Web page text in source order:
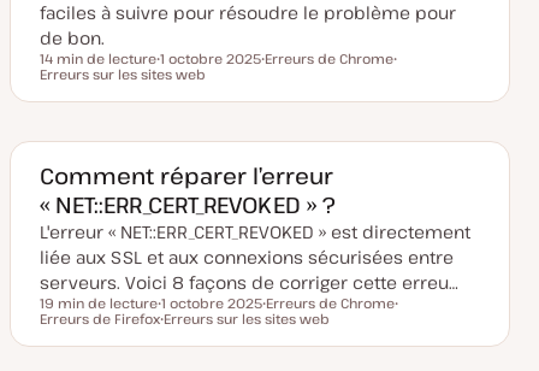
faciles à suivre pour résoudre le problème pour
de bon.
Temps de lecture
14 min de lecture
D
t
d
m
s
e
à
o
u
r
1 octobre 2025
j
t
Erreurs de Chrome
j
t
Erreurs sur les sites web
Comment réparer l’erreur
« NET::ERR_CERT_REVOKED » ?
L'erreur « NET::ERR_CERT_REVOKED » est directement
liée aux SSL et aux connexions sécurisées entre
serveurs. Voici 8 façons de corriger cette erreu…
Temps de lecture
19 min de lecture
D
t
1 octobre 2025
S
j
Erreurs de Chrome
j
Erreurs de Firefox
u
Erreurs sur les sites web